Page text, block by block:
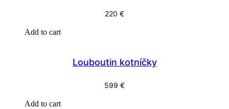
220 €
Add to cart
Louboutin kotníčky
599 €
Add to cart